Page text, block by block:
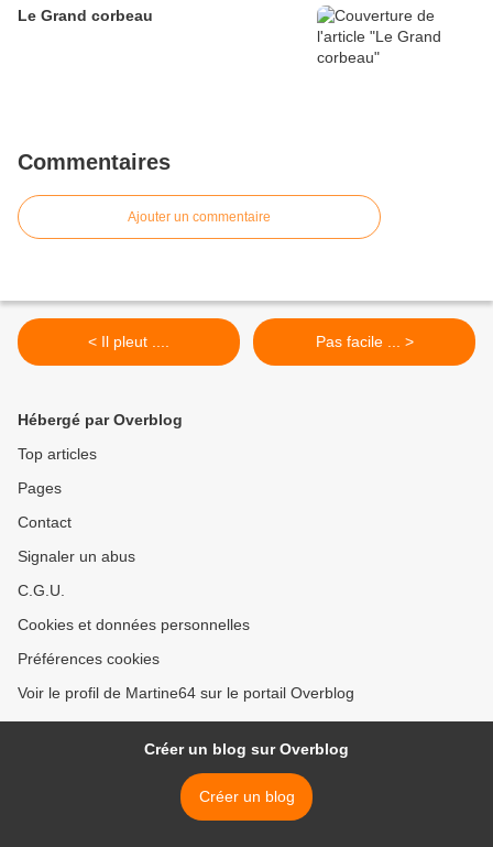
Le Grand corbeau
Commentaires
Ajouter un commentaire
< Il pleut .... Pas facile ... >
Hébergé par Overblog
Top articles
Pages
Contact
Signaler un abus
C.G.U.
Cookies et données personnelles
Préférences cookies
Voir le profil de Martine64 sur le portail Overblog
Créer un blog sur Overblog
Créer un blog